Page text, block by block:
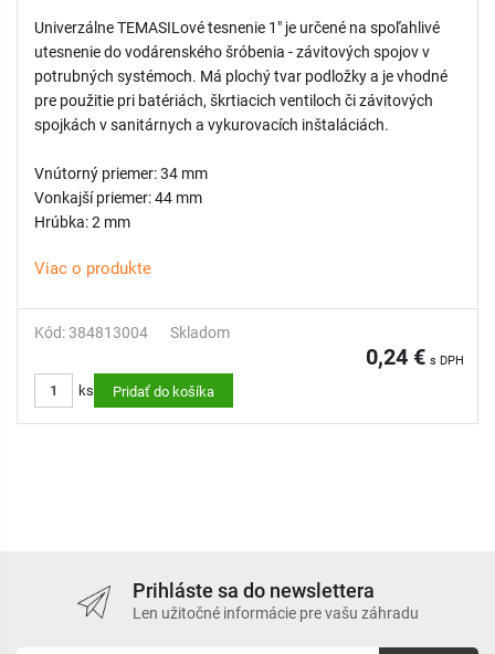
Univerzálne TEMASILové tesnenie 1" je určené na spoľahlivé
utesnenie do vodárenského šróbenia - závitových spojov v
potrubných systémoch. Má plochý tvar podložky a je vhodné
pre použitie pri batériách, škrtiacich ventiloch či závitových
spojkách v sanitárnych a vykurovacích inštaláciách.
Vnútorný priemer: 34 mm
Vonkajší priemer: 44 mm
Hrúbka: 2 mm
Viac o produkte
Kód: 384813004 Skladom
0,24 € s DPH
ks Pridať do košíka
Prihláste sa do newslettera
Len užitočné informácie pre vašu záhradu